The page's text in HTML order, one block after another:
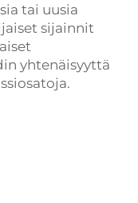
tai uusia
sijainnit
yhtenäisyyttä